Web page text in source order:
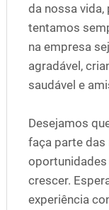
da nossa
tentamos
na empresa
agradável,
saudável e
Desejamos
faça parte das
oportunidades
crescer.
experiência